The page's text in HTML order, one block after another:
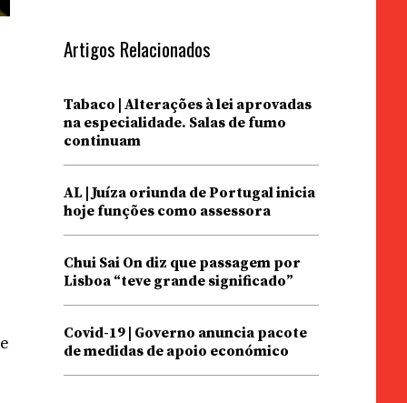
Artigos Relacionados
Tabaco | Alterações à lei aprovadas
na especialidade. Salas de fumo
continuam
AL | Juíza oriunda de Portugal inicia
hoje funções como assessora
Chui Sai On diz que passagem por
Lisboa “teve grande significado”
Covid-19 | Governo anuncia pacote
de medidas de apoio económico